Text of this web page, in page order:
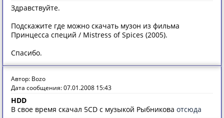
Здравствуйте.
Подскажите где можно скачать музон из фильма
Принцесса специй / Mistress of Spices (2005).
Спасибо.
Автор: Bozo
Дата сообщения: 07.01.2008 15:43
HDD
В свое время скачал 5CD с музыкой Рыбникова отсюда